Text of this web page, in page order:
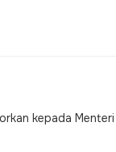
kepada